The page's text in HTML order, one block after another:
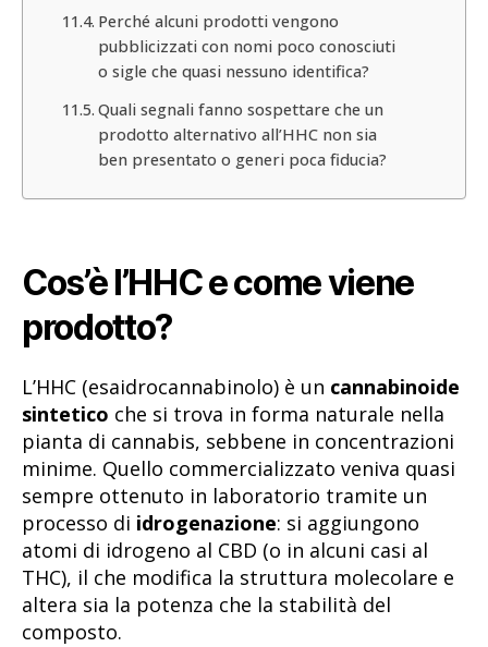
Perché alcuni prodotti vengono
pubblicizzati con nomi poco conosciuti
o sigle che quasi nessuno identifica?
Quali segnali fanno sospettare che un
prodotto alternativo all’HHC non sia
ben presentato o generi poca fiducia?
Cos’è l’HHC e come viene
prodotto?
L’HHC (esaidrocannabinolo) è un cannabinoide
sintetico che si trova in forma naturale nella
pianta di cannabis, sebbene in concentrazioni
minime. Quello commercializzato veniva quasi
sempre ottenuto in laboratorio tramite un
processo di idrogenazione: si aggiungono
atomi di idrogeno al CBD (o in alcuni casi al
THC), il che modifica la struttura molecolare e
altera sia la potenza che la stabilità del
composto.